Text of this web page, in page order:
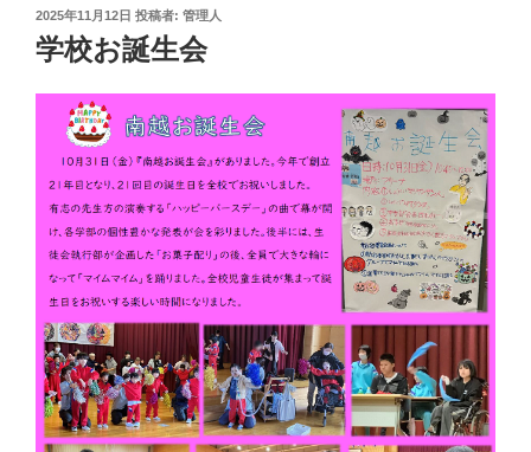
投
稿
日:
2025年11月12日 投稿者: 管理人
学校お誕生会